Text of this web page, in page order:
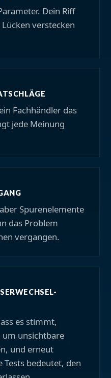
Dein Riff
verstecken
Fachhändler das
jede Meinung
Spurenelemente
das Problem
vergangen.
es stimmt,
um unsichtbare
und erneut
Tests bedeutet, den